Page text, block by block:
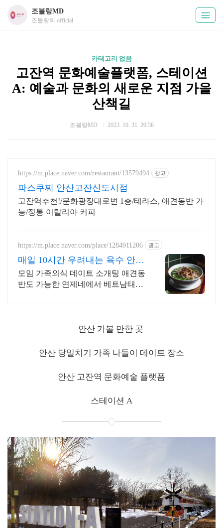
조블랑MD
조블랑의 official
카테고리 없음
고잔역 문화예술플랫폼, 스테이션
A: 예술과 문화의 새로운 지점 가을
산책길
조블랑MD 2023. 10. 31. 20:58
https://m.place.naver.com/restaurant/13579494 광고
파스쿠찌 안산고잔신도시점
고잔역추천!/문화광장대로변 1층/테라스, 애견동반 가
능/정통 이탈리아 커피
https://m.place.naver.com/place/1284911206 광고
매일 10시간 우려내는 육수 안산
대표 쌀국수맛집 연제네
모임 가족외식 데이트 소개팅 애견동
반도 가능한 연제네에서 베트남태국
안산 가볼 만한 곳
안산 당일치기 가족 나들이 데이트 장소
안산 고잔역 문화예술 플랫폼
스테이션 A